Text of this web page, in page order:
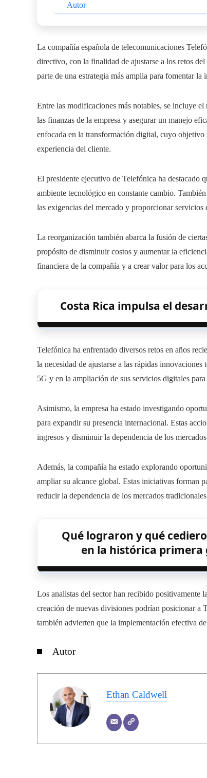
Autor
La compañía española de telecomunicaciones
directivo, con la finalidad de ajustarse a los retos
parte de una estrategia más amplia para fomentar
Entre las modificaciones más notables, se incluye
las finanzas de la empresa y asegurar un manejo
enfocada en la transformación digital, cuyo
experiencia del cliente.
El presidente ejecutivo de Telefónica ha destacado
ambiente tecnológico en constante cambio.
las exigencias del mercado y proporcionar servicios
La reorganización también abarca la fusión de
propósito de disminuir costos y aumentar la
financiera de la compañía y a crear valor para los
Costa Rica impulsa el
Telefónica ha enfrentado diversos retos en años
la necesidad de ajustarse a las rápidas
5G y en la ampliación de sus servicios digitales
Asimismo, la empresa ha estado investigando
para expandir su presencia internacional. Estas
ingresos y disminuir la dependencia de los
Además, la compañía ha estado explorando
ampliar su alcance global. Estas iniciativas forman
reducir la dependencia de los mercados
Qué lograron y qué
en la histórica primera
Los analistas del sector han recibido positivamente
creación de nuevas divisiones podrían posicionar a
también advierten que la implementación efectiva
Autor
Ethan Caldwell